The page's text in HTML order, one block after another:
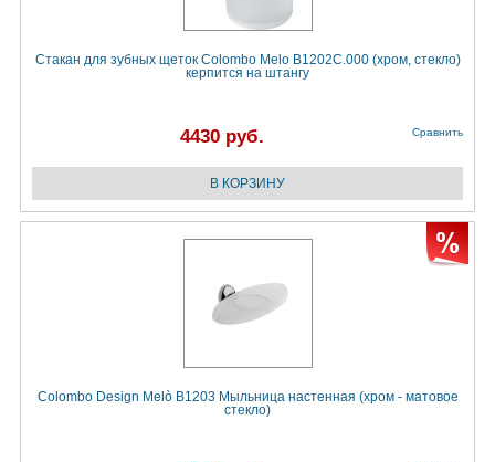
Стакан для зубных щеток Colombo Melo B1202C.000 (хром, стекло)
керпится на штангу
4430 руб. Сравнить
Colombo Design Melò B1203 Мыльница настенная (хром - матовое
стекло)